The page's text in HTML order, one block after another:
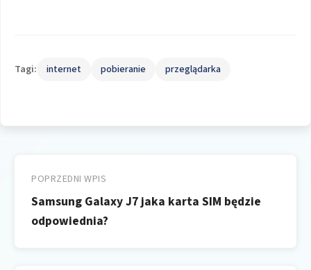
Tagi: internet pobieranie przeglądarka
wpisu
POPRZEDNI WPIS
Samsung Galaxy J7 jaka karta SIM będzie
odpowiednia?